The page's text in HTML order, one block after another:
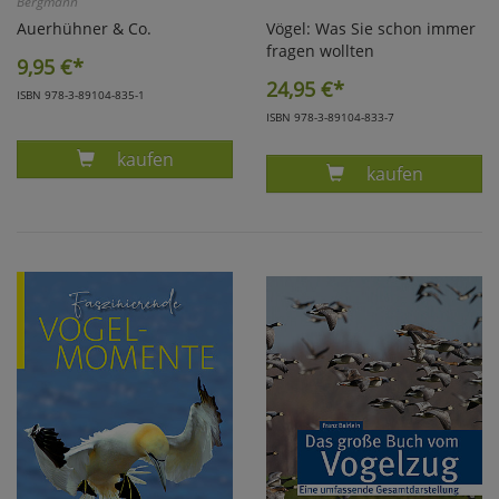
Auerhühner & Co.
9,95 €*
ISBN 978-3-89104-835-1
Produkt KLAUS/BERGMANN, AUERHÜHNER
kaufen
Vögel: Was Sie schon immer
fragen wollten
24,95 €*
ISBN 978-3-89104-833-7
Produkt
kaufen